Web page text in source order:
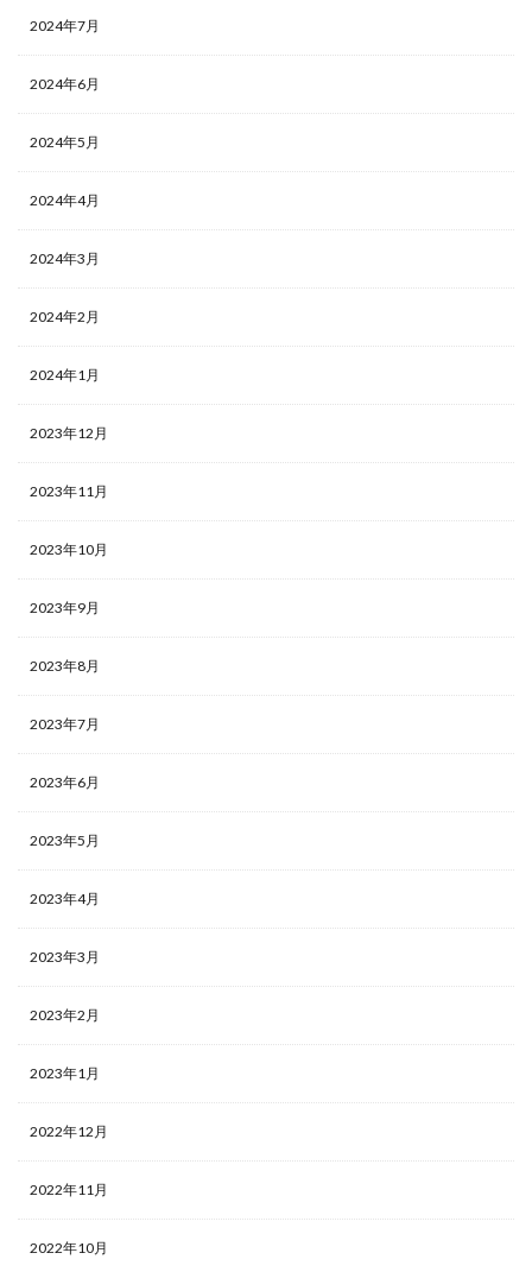
2024年7月
2024年6月
2024年5月
2024年4月
2024年3月
2024年2月
2024年1月
2023年12月
2023年11月
2023年10月
2023年9月
2023年8月
2023年7月
2023年6月
2023年5月
2023年4月
2023年3月
2023年2月
2023年1月
2022年12月
2022年11月
2022年10月